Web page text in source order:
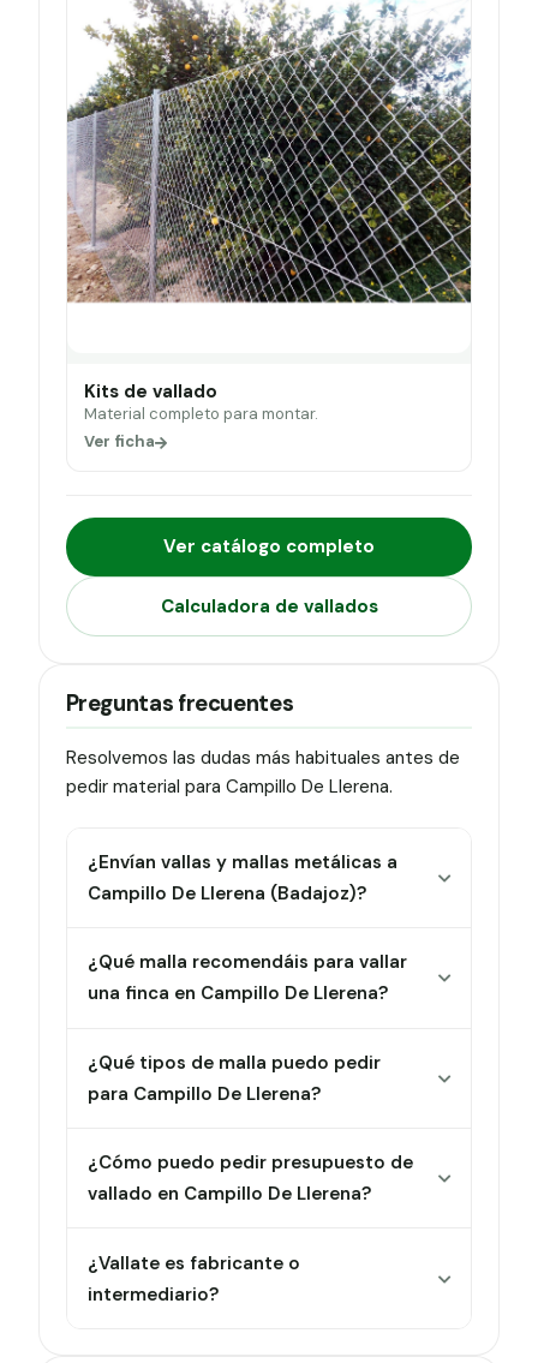
Kits de vallado
Material completo para montar.
Ver ficha
Ver catálogo completo
Calculadora de vallados
Preguntas frecuentes
Resolvemos las dudas más habituales antes de
pedir material para Campillo De Llerena.
¿Envían vallas y mallas metálicas a
Campillo De Llerena (Badajoz)?
¿Qué malla recomendáis para vallar
una finca en Campillo De Llerena?
¿Qué tipos de malla puedo pedir
para Campillo De Llerena?
¿Cómo puedo pedir presupuesto de
vallado en Campillo De Llerena?
¿Vallate es fabricante o
intermediario?